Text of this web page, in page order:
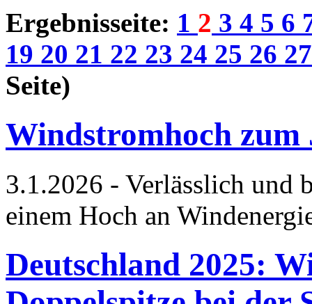
Ergebnisseite: 1 2 3 4 5 6
19 20 21 22 23 24 25 26
Seite)
Windstromhoch
3.1.2026 - Verlässlich und
einem Hoch an
Deutschland 2025: